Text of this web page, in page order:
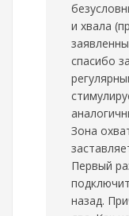
и хвала
спасибо
Зона
Первый
назад.